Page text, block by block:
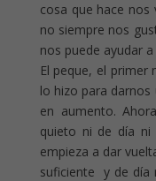
cosa que hace
no siempre nos
nos puede ayudar
El peque, el primer
lo hizo para
en aumento.
quieto ni de día ni
empieza a dar
suficiente y de día